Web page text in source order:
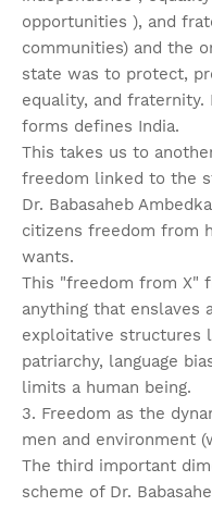
opportunities ), and
communities) and the
state was to protect,
equality, and
forms defines India.
This takes us to
freedom linked to the
Dr. Babasaheb
citizens freedom from
wants.
This "freedom from X"
anything that enslaves
exploitative structures
patriarchy, language
limits a human being.
3. Freedom as the
men and environment
The third important
scheme of Dr.